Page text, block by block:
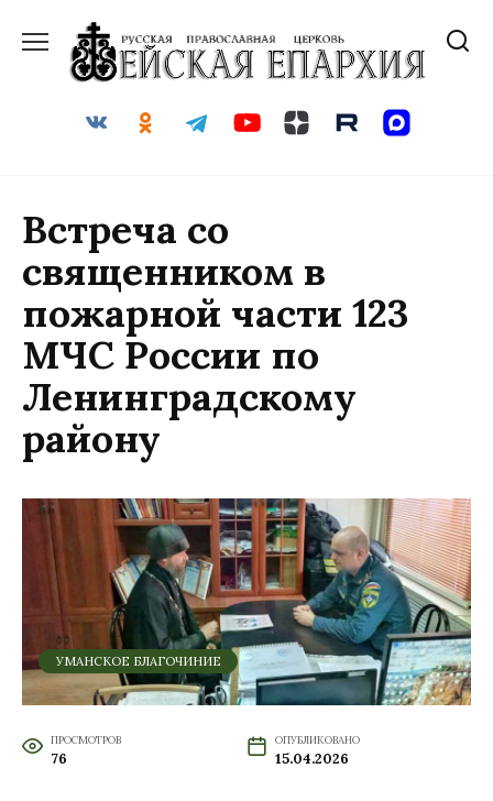
содержанию
Встреча со
священником в
пожарной части 123
МЧС России по
Ленинградскому
району
УМАНСКОЕ БЛАГОЧИНИЕ
ПРОСМОТРОВ
76
ОПУБЛИКОВАНО
15.04.2026